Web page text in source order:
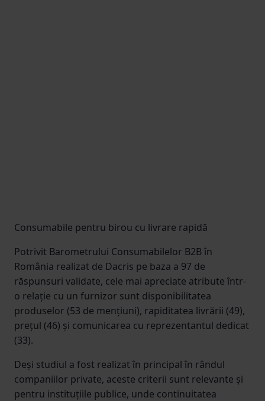
Consumabile pentru birou cu livrare rapidă
Potrivit Barometrului Consumabilelor B2B în
România realizat de Dacris pe baza a 97 de
răspunsuri validate, cele mai apreciate atribute într-
o relație cu un furnizor sunt disponibilitatea
produselor (53 de mențiuni), rapiditatea livrării (49),
prețul (46) și comunicarea cu reprezentantul dedicat
(33).
Deși studiul a fost realizat în principal în rândul
companiilor private, aceste criterii sunt relevante și
pentru instituțiile publice, unde continuitatea